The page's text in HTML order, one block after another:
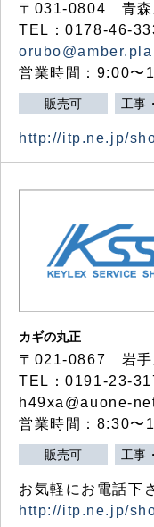
〒031-0804 青森
TEL：0178-46-
営業時間：9:00〜
販売可 工事
http://itp.ne.jp/
カギの丸正
〒021-0867 岩手
TEL：0191-23-
h49xa@auone-
営業時間：8:30〜
販売可 工事
お気軽にお電話下
http://itp.ne.jp/